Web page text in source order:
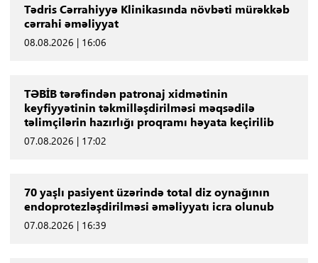
Tədris Cərrahiyyə Klinikasında növbəti mürəkkəb
cərrahi əməliyyat
08.08.2026 | 16:06
TƏBİB tərəfindən patronaj xidmətinin
keyfiyyətinin təkmilləşdirilməsi məqsədilə
təlimçilərin hazırlığı proqramı həyata keçirilib
07.08.2026 | 17:02
70 yaşlı pasiyent üzərində total diz oynağının
endoprotezləşdirilməsi əməliyyatı icra olunub
07.08.2026 | 16:39